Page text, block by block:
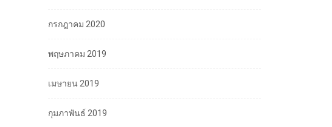
กรกฎาคม 2020
พฤษภาคม 2019
เมษายน 2019
กุมภาพันธ์ 2019